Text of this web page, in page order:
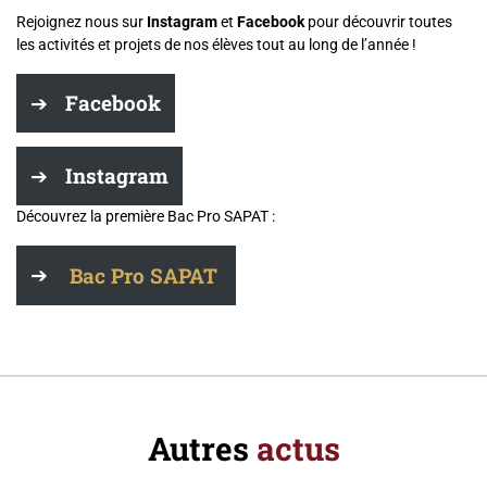
Rejoignez nous sur Instagramet Facebook pour découvrir toutes
les activités et projets de nos élèves tout au long de l’année !
Facebook
Instagram
Découvrez la première Bac Pro SAPAT :
Bac Pro SAPAT
Autres actus